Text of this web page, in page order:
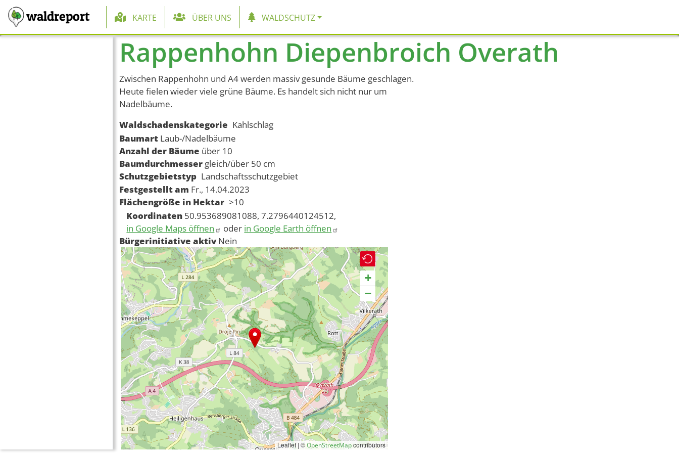
waldreport Hauptnavigation
KARTE ÜBER UNS WALDSCHUTZ
Rappenhohn Diepenbroich Overath
Zwischen Rappenhohn und A4 werden massiv gesunde Bäume geschlagen.
Heute fielen wieder viele grüne Bäume. Es handelt sich nicht nur um
Nadelbäume.
Waldschadenskategorie Kahlschlag
Baumart Laub-/Nadelbäume
Anzahl der Bäume über 10
Baumdurchmesser gleich/über 50 cm
Schutzgebietstyp Landschaftsschutzgebiet
Festgestellt am Fr., 14.04.2023
Flächengröße in Hektar >10
Koordinaten 50.953689081088, 7.2796440124512,
in Google Maps öffnen
oder in Google Earth öffnen
Bürgerinitiative aktiv Nein
+
−
Leaflet | ©OpenStreetMapcontributors